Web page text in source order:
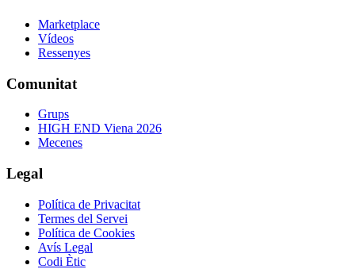
Marketplace
Vídeos
Ressenyes
Comunitat
Grups
HIGH END Viena 2026
Mecenes
Legal
Política de Privacitat
Termes del Servei
Política de Cookies
Avís Legal
Codi Ètic